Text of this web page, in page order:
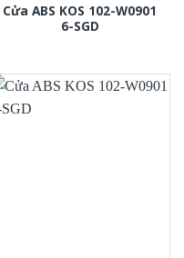
Cửa ABS KOS 102-W0901
6-SGD